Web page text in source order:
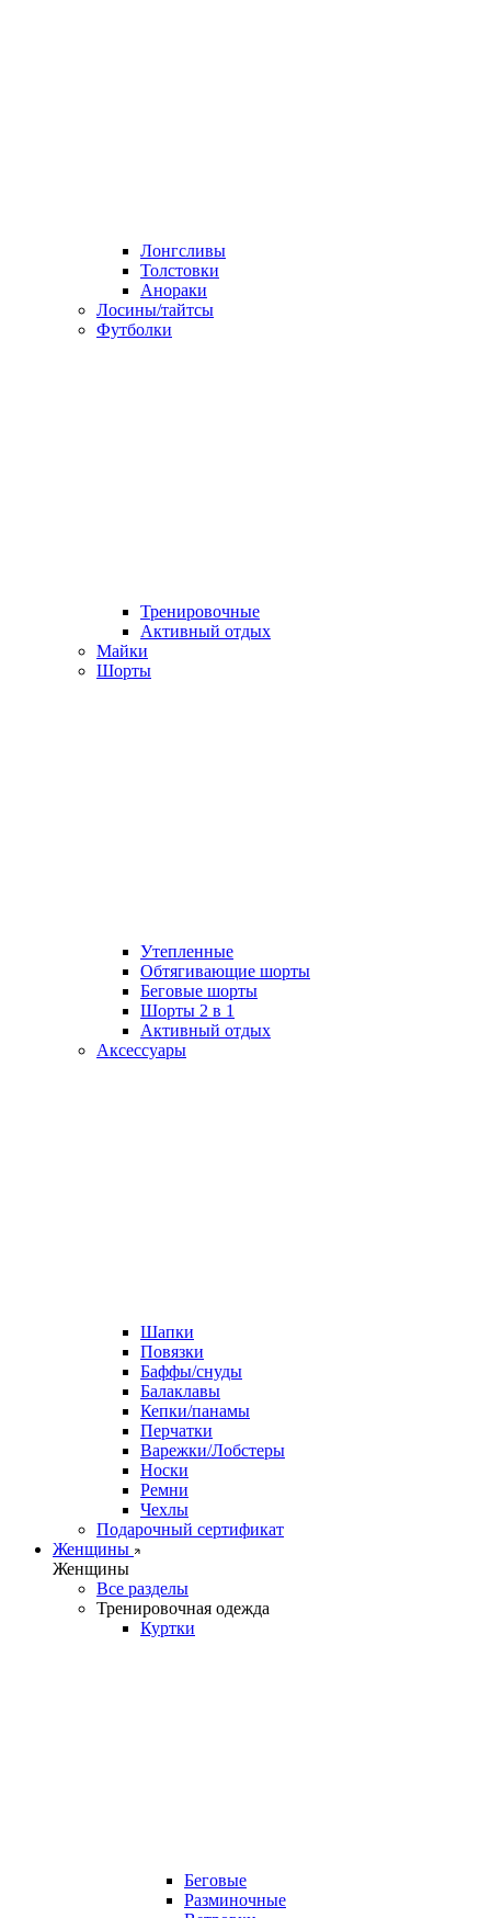
Лонгсливы
Толстовки
Анораки
Лосины/тайтсы
Футболки
Тренировочные
Активный отдых
Майки
Шорты
Утепленные
Обтягивающие шорты
Беговые шорты
Шорты 2 в 1
Активный отдых
Аксессуары
Шапки
Повязки
Баффы/снуды
Балаклавы
Кепки/панамы
Перчатки
Варежки/Лобстеры
Носки
Ремни
Чехлы
Подарочный сертификат
Женщины
Женщины
Все разделы
Тренировочная одежда
Куртки
Беговые
Разминочные